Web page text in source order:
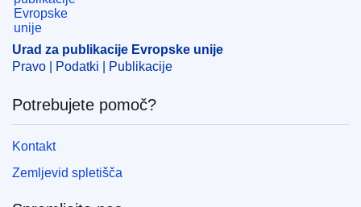
finančna institucija
CELEX : 92011E011095
Urad za publikacije Evropske unije
Pravo | Podatki | Publikacije
Potrebujete pomoč?
Kontakt
Zemljevid spletišča